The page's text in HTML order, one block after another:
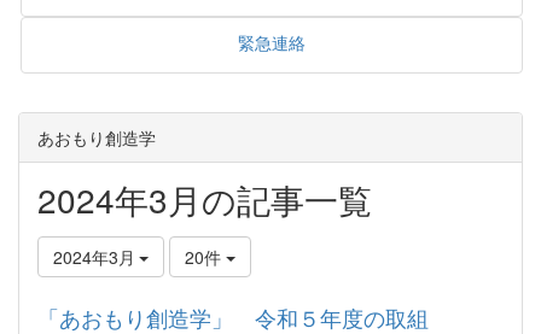
緊急連絡
あおもり創造学
2024年3月の記事一覧
2024年3月 20件
「あおもり創造学」 令和５年度の取組